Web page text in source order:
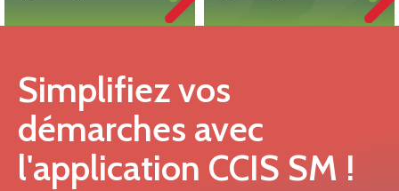
Simplifiez vos
démarches avec
l'application CCIS SM !